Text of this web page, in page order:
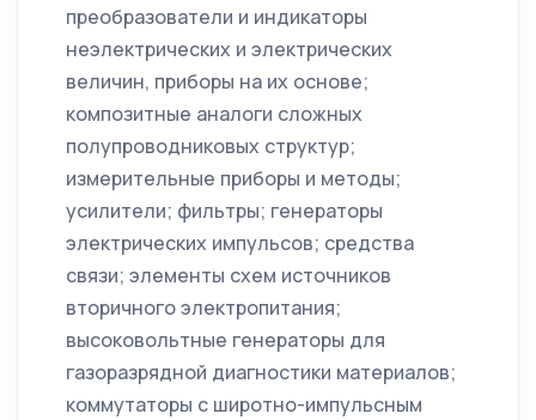
преобразователи и индикаторы
неэлектрических и электрических
величин, приборы на их основе;
композитные аналоги сложных
полупроводниковых структур;
измерительные приборы и методы;
усилители; фильтры; генераторы
электрических импульсов; средства
связи; элементы схем источников
вторичного электропитания;
высоковольтные генераторы для
газоразрядной диагностики материалов;
коммутаторы с широтно-импульсным